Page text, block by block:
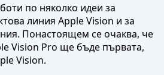
по няколко идеи за
линия Apple Vision и за
Понастоящем се очаква, че
Vision Pro ще бъде първата,
Vision.